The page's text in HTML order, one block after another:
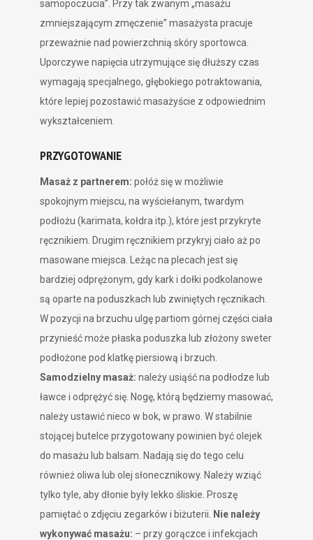
samopoczucia”. Przy tak zwanym „masażu
zmniejszającym zmęczenie” masażysta pracuje
przeważnie nad powierzchnią skóry sportowca.
Uporczywe napięcia utrzymujące się dłuższy czas
wymagają specjalnego, głębokiego potraktowania,
które lepiej pozostawić masażyście z odpowiednim
wykształceniem.
PRZYGOTOWANIE
Masaż z partnerem: połóż się w możliwie
spokojnym miejscu, na wyściełanym, twardym
podłożu (karimata, kołdra itp.), które jest przykryte
ręcznikiem. Drugim ręcznikiem przykryj ciało aż po
masowane miejsca. Leżąc na plecach jest się
bardziej odprężonym, gdy kark i dołki podkolanowe
są oparte na poduszkach lub zwiniętych ręcznikach.
W pozycji na brzuchu ulgę partiom górnej części ciała
przynieść może płaska poduszka lub złożony sweter
podłożone pod klatkę piersiową i brzuch.
Samodzielny masaż: należy usiąść na podłodze lub
ławce i odprężyć się. Nogę, którą będziemy masować,
należy ustawić nieco w bok, w prawo. W stabilnie
stojącej butelce przygotowany powinien być olejek
do masażu lub balsam. Nadają się do tego celu
również oliwa lub olej słonecznikowy. Należy wziąć
tylko tyle, aby dłonie były lekko śliskie. Proszę
pamiętać o zdjęciu zegarków i biżuterii. Nie należy
wykonywać masażu: – przy gorączce i infekcjach